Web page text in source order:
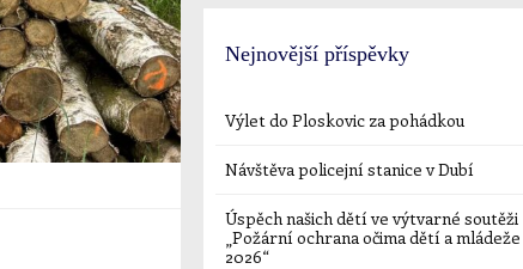
Nejnovější příspěvky
Výlet do Ploskovic za pohádkou
Návštěva policejní stanice v Dubí
Úspěch našich dětí ve výtvarné soutěži
„Požární ochrana očima dětí a mládeže
2026“